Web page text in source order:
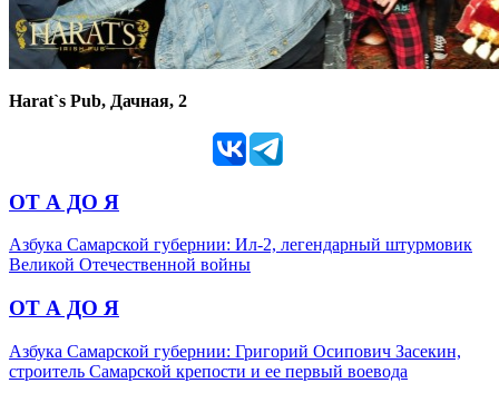
Harat`s Pub, Дачная, 2
ОТ А ДО Я
Азбука Самарской губернии: Ил-2, легендарный штурмовик
Великой Отечественной войны
ОТ А ДО Я
Азбука Самарской губернии: Григорий Осипович Засекин,
строитель Самарской крепости и ее первый воевода